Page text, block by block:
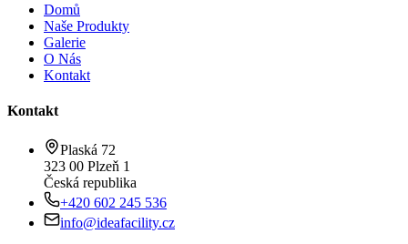
Domů
Naše Produkty
Galerie
O Nás
Kontakt
Kontakt
Plaská 72
323 00 Plzeň 1
Česká republika
+420 602 245 536
info@ideafacility.cz